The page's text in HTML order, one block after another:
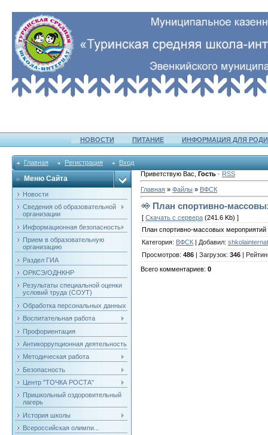
НОВОСТИ ПИТАНИЕ ИНФОРМАЦИЯ ДЛЯ
Главная Регистрация Вход
Меню Сайта
Новости
Сведения об образовательной
организации
Информационная безопасность
Прием в образовательную
организацию
Раздел ГИА
ОРКСЭ/ОДНКНР
Результаты специальной оценки
условий труда (СОУТ)
Обработка персональных данных
Воспитательная работа
Профориентация
Антикоррупционная деятельность
Методическая работа
Безопасность
Центр "ТОЧКА РОСТА"
Пришкольный оздоровительный
лагерь
История школы
Всероссийская олимпи...
Приветствую Вас Гость · RSS
Главная » Файлы » ВФСК
План спортивно-
[ Скачать с сервера (241.6 Kb) ]
План спортивно-массовых мероприятий
Категория: ВФСК Добавил:
Просмотров: 486 Загрузок: 346
Всего комментариев: 0